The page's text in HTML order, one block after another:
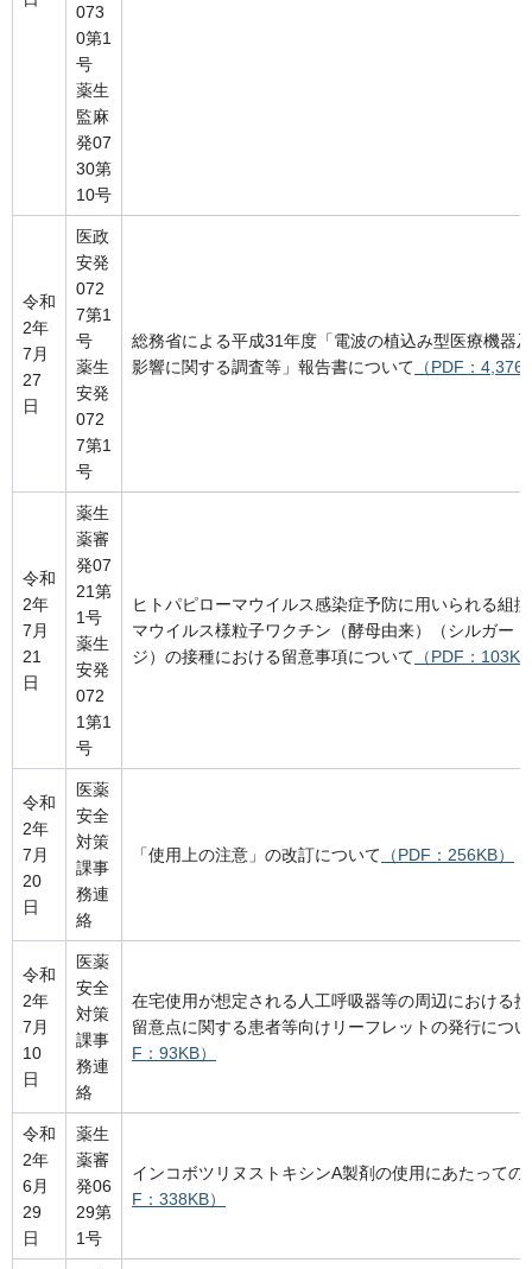
073
0第1
号
薬生
監麻
発07
30第
10号
令和
2年
7月
27
日
医政
安発
072
7第1
号
薬生
安発
072
7第1
号
総務省による平成31年度「電波の植込み型医療機器
影響に関する調査等」報告書について （PDF：
令和
2年
7月
21
日
薬生
薬審
発07
21第
1号
薬生
安発
072
1第1
号
ヒトパピローマウイルス感染症予防に用いられる組
マウイルス様粒子ワクチン（酵母由来）（シルガー
ジ）の接種における留意事項について （PDF：
令和
2年
7月
20
日
医薬
安全
対策
課事
務連
絡
「使用上の注意」の改訂について （PDF：256KB）
令和
2年
7月
10
日
医薬
安全
対策
課事
務連
絡
在宅使用が想定される人工呼吸器等の周辺における
留意点に関する患者等向けリーフレットの発行につ
F：93KB）
令和
2年
6月
29
日
薬生
薬審
発06
29第
1号
インコボツリヌストキシンA製剤の使用にあたっての
F：338KB）